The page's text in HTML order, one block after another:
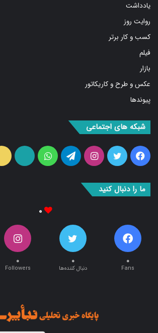
یادداشت
روایت روز
کسب و کار برتر
فیلم
بازار
عکس و طرح و کاریکاتور
پیوندها
شبکه های اجتماعی
فیس
توییتر اینستاگرامتلگرام واتس
آپارات
ما را دنبال کنید
۰
۰
Fans
۰
دنبال کننده‌ها
۰
Followers